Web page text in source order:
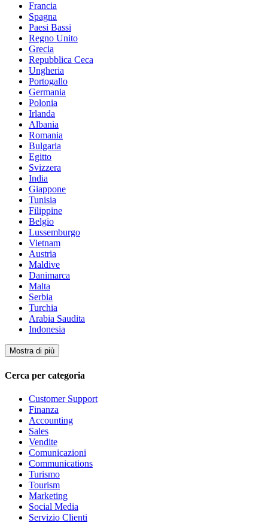
Francia
Spagna
Paesi Bassi
Regno Unito
Grecia
Repubblica Ceca
Ungheria
Portogallo
Germania
Polonia
Irlanda
Albania
Romania
Bulgaria
Egitto
Svizzera
India
Giappone
Tunisia
Filippine
Belgio
Lussemburgo
Vietnam
Austria
Maldive
Danimarca
Malta
Serbia
Turchia
Arabia Saudita
Indonesia
Mostra di più
Cerca per categoria
Customer Support
Finanza
Accounting
Sales
Vendite
Comunicazioni
Communications
Turismo
Tourism
Marketing
Social Media
Servizio Clienti